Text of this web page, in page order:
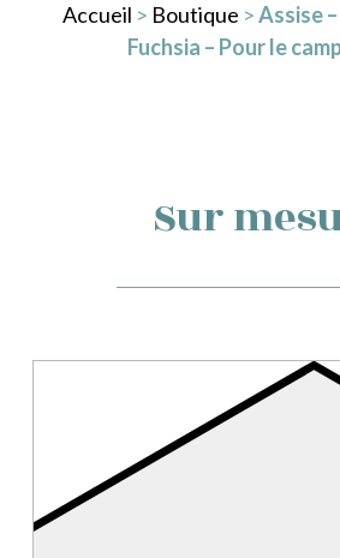
Accueil > Boutique >Assise
Fuchsia – Pour le
Sur